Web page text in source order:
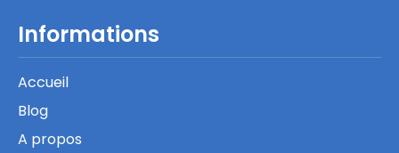
Informations
Accueil
Blog
A propos